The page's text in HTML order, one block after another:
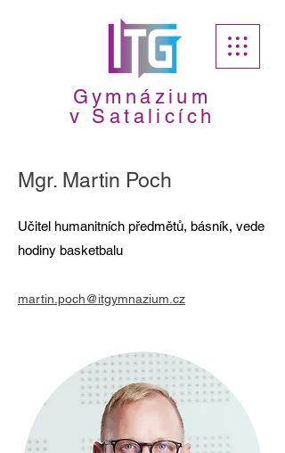
Gymnázium
v Satalicích
Mgr. Martin Poch
Učitel humanitních předmětů, básník, vede
hodiny basketbalu
martin.poch@itgymnazium.cz